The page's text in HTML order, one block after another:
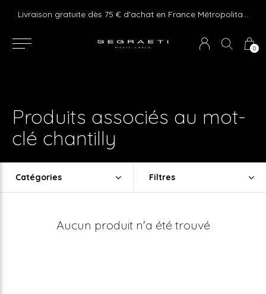
0
Livraison gratuite dès 75 € d'achat en France Métropolitaine et Monaco (hors mobilier)
Produits associés au mot-
clé chantilly
Catégories Filtres
Aucun produit n'a été trouvé